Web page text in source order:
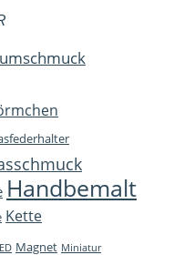
Handbemalt
Kette
Magnet Miniatur